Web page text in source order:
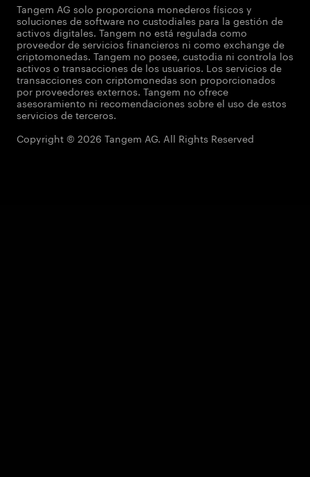
Tangem AG solo proporciona monederos físicos y
soluciones de software no custodiales para la gestión de
activos digitales. Tangem no está regulada como
proveedor de servicios financieros ni como exchange de
criptomonedas. Tangem no posee, custodia ni controla los
activos o transacciones de los usuarios. Los servicios de
transacciones con criptomonedas son proporcionados
por proveedores externos. Tangem no ofrece
asesoramiento ni recomendaciones sobre el uso de estos
servicios de terceros.